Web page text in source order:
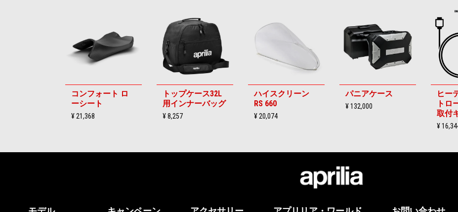
コンフォート ロ
ーシート
¥ 21,368
トップケース32L
用インナーバッグ
¥ 8,257
ハイスクリーン
RS 660
¥ 20,074
パニアケース
¥ 132,000
ヒー
トロ
取付
¥